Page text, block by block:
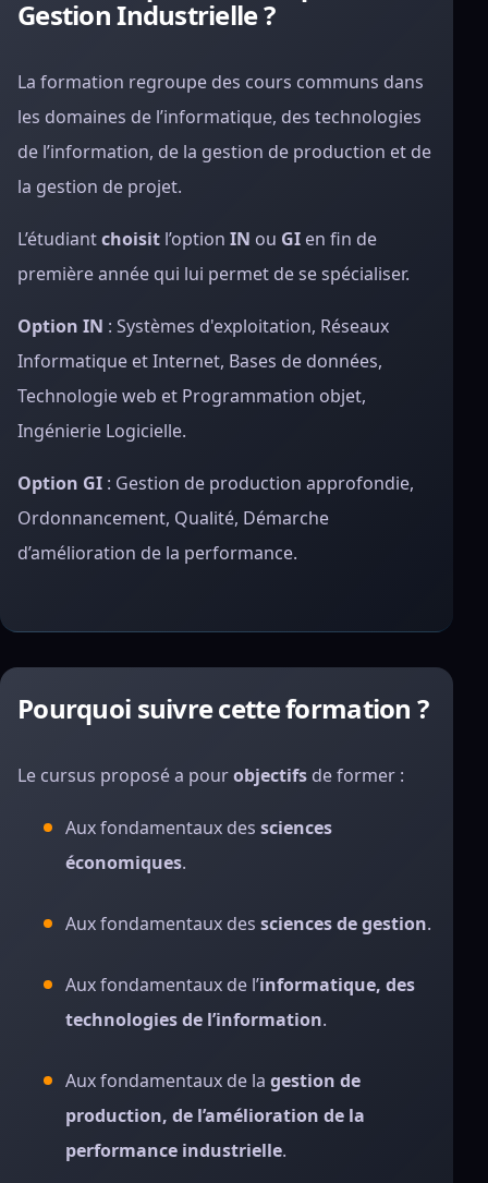
Gestion Industrielle ?
La formation regroupe des cours communs dans
les domaines de l’informatique, des technologies
de l’information, de la gestion de production et de
la gestion de projet.
L’étudiantchoisit l’option IN ou GI en fin de
première année qui lui permet de se spécialiser.
Option IN : Systèmes d'exploitation, Réseaux
Informatique et Internet, Bases de données,
Technologie web et Programmation objet,
Ingénierie Logicielle.
Option GI : Gestion de production approfondie,
Ordonnancement, Qualité, Démarche
d’amélioration de la performance.
Pourquoi suivre cette formation ?
Le cursus proposé a pourobjectifs de former :
Aux fondamentaux des sciences
économiques.
Aux fondamentaux des sciences de gestion.
Aux fondamentaux de l’informatique, des
technologies de l’information.
Aux fondamentaux de la gestion de
production, de l’amélioration de la
performance industrielle.